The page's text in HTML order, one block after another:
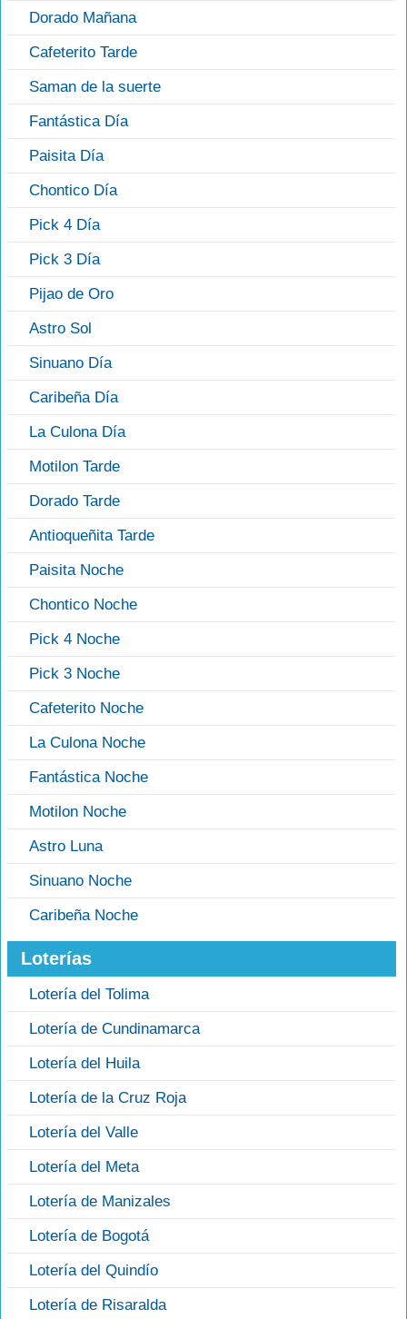
Dorado Mañana
Cafeterito Tarde
Saman de la suerte
Fantástica Día
Paisita Día
Chontico Día
Pick 4 Día
Pick 3 Día
Pijao de Oro
Astro Sol
Sinuano Día
Caribeña Día
La Culona Día
Motilon Tarde
Dorado Tarde
Antioqueñita Tarde
Paisita Noche
Chontico Noche
Pick 4 Noche
Pick 3 Noche
Cafeterito Noche
La Culona Noche
Fantástica Noche
Motilon Noche
Astro Luna
Sinuano Noche
Caribeña Noche
Loterías
Lotería del Tolima
Lotería de Cundinamarca
Lotería del Huila
Lotería de la Cruz Roja
Lotería del Valle
Lotería del Meta
Lotería de Manizales
Lotería de Bogotá
Lotería del Quindío
Lotería de Risaralda